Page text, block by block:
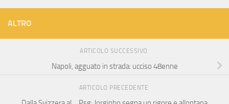
ALTRO
ARTICOLO SUCCESSIVO
Napoli, agguato in strada: ucciso 48enne
ARTICOLO PRECEDENTE